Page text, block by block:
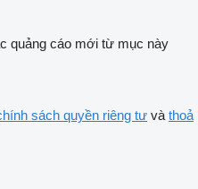
quảng cáo mới từ mục này
sách quyền riêng tư và thoả